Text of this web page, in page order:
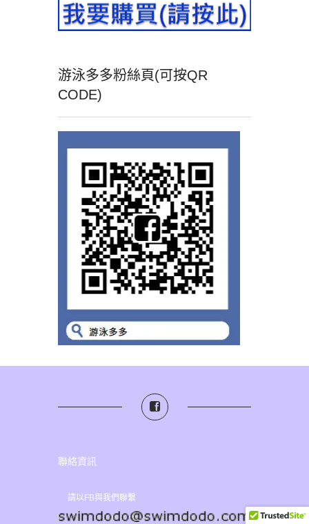
游泳多多粉絲頁(可按QR
CODE)
聯絡資訊
請以FB與我們聯繫